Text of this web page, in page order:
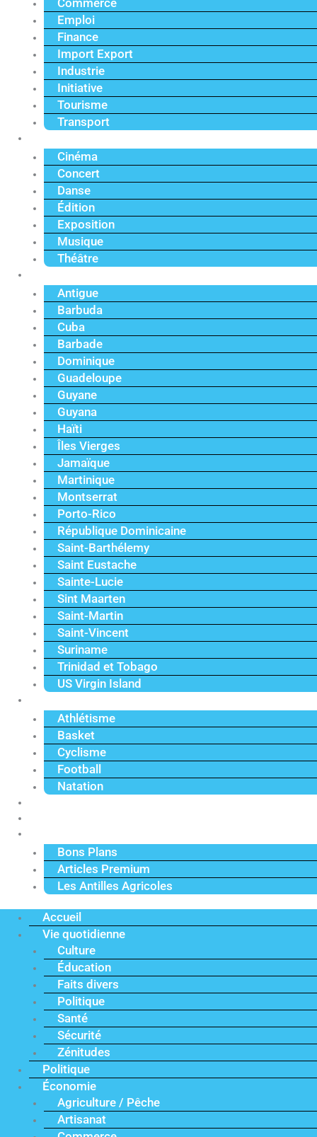
Commerce
Emploi
Finance
Import Export
Industrie
Initiative
Tourisme
Transport
Cinéma
Concert
Danse
Édition
Exposition
Musique
Théâtre
Antigue
Barbuda
Cuba
Barbade
Dominique
Guadeloupe
Guyane
Guyana
Haïti
Îles Vierges
Jamaïque
Martinique
Montserrat
Porto-Rico
République Dominicaine
Saint-Barthélemy
Saint Eustache
Sainte-Lucie
Sint Maarten
Saint-Martin
Saint-Vincent
Suriname
Trinidad et Tobago
US Virgin Island
Athlétisme
Basket
Cyclisme
Football
Natation
Bons Plans
Articles Premium
Les Antilles Agricoles
Accueil
Vie quotidienne
Culture
Éducation
Faits divers
Politique
Santé
Sécurité
Zénitudes
Politique
Économie
Agriculture / Pêche
Artisanat